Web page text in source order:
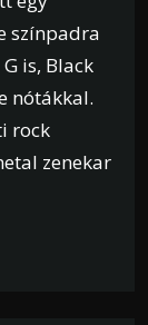
színpadra
is, Black
nótákkal.
rock
zenekar